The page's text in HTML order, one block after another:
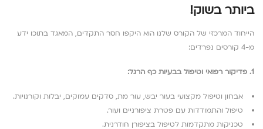
ביותר בשוק!
הייחוד המרכזי של הקורס שלנו הוא היקפו חסר התקדים, המאגד בתוכו ידע
מ-4 קורסים נפרדים:
1. פדיקור רפואי וטיפול בבעיות כף הרגל:
אבחון וטיפול מקצועי בעור יבש, עור מת, סדקים עמוקים, יבלות וקורנויות.
טיפול והתמודדות עם פטרת ציפורניים ועור.
טכניקות מתקדמות לטיפול בציפורן חודרנית.